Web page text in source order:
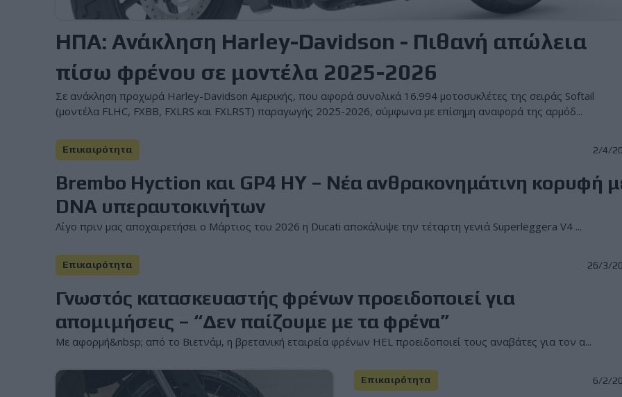
ΗΠΑ: Ανάκληση Harley-Davidson - Πιθανή απώλεια
πίσω φρένου σε μοντέλα 2025-2026
Σε ανάκληση προχωρά Harley-Davidson Αμερικής, που αφορά συνολικά 16.994 μοτοσυκλέτες της σειράς Softail
(μοντέλα FLHC, FXBB, FXLRS και FXLRST) παραγωγής 2025-2026, σύμφωνα με επίσημη αναφορά της αρμόδ...
Επικαιρότητα 2/4/
Brembo Hyction και GP4 HY – Nέα ανθρακονημάτινη κορυφή
DNA υπεραυτοκινήτων
Λίγο πριν μας αποχαιρετήσει ο Μάρτιος του 2026 η Ducati αποκάλυψε την τέταρτη γενιά Superleggera V4 ...
Επικαιρότητα 26/3/
Γνωστός κατασκευαστής φρένων προειδοποιεί για
απομιμήσεις – “Δεν παίζουμε με τα φρένα”
Με αφορμή&nbsp; από το Βιετνάμ, η βρετανική εταιρεία φρένων HEL προειδοποιεί τους αναβάτες για τον α...
Επικαιρότητα 6/2/